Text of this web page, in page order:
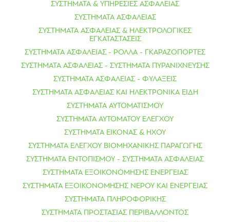
ΣΥΣΤΗΜΑΤΑ & ΥΠΗΡΕΣΙΕΣ ΑΣΦΑΛΕΙΑΣ
ΣΥΣΤΗΜΑΤΑ ΑΣΦΑΛΕΙΑΣ
ΣΥΣΤΗΜΑΤΑ ΑΣΦΑΛΕΙΑΣ & ΗΛΕΚΤΡΟΛΟΓΙΚΕΣ
ΕΓΚΑΤΑΣΤΑΣΕΙΣ
ΣΥΣΤΗΜΑΤΑ ΑΣΦΑΛΕΙΑΣ - ΡΟΛΛΑ - ΓΚΑΡΑΖΟΠΟΡΤΕΣ
ΣΥΣΤΗΜΑΤΑ ΑΣΦΑΛΕΙΑΣ - ΣΥΣΤΗΜΑΤΑ ΠΥΡΑΝΙΧΝΕΥΣΗΣ
ΣΥΣΤΗΜΑΤΑ ΑΣΦΑΛΕΙΑΣ - ΦΥΛΑΞΕΙΣ
ΣΥΣΤΗΜΑΤΑ ΑΣΦΑΛΕΙΑΣ ΚΑΙ ΗΛΕΚΤΡΟΝΙΚΑ ΕΙΔΗ
ΣΥΣΤΗΜΑΤΑ ΑΥΤΟΜΑΤΙΣΜΟΥ
ΣΥΣΤΗΜΑΤΑ ΑΥΤΟΜΑΤΟΥ ΕΛΕΓΧΟΥ
ΣΥΣΤΗΜΑΤΑ ΕΙΚΟΝΑΣ & ΗΧΟΥ
ΣΥΣΤΗΜΑΤΑ ΕΛΕΓΧΟΥ ΒΙΟΜΗΧΑΝΙΚΗΣ ΠΑΡΑΓΩΓΗΣ
ΣΥΣΤΗΜΑΤΑ ΕΝΤΟΠΙΣΜΟΥ - ΣΥΣΤΗΜΑΤΑ ΑΣΦΑΛΕΙΑΣ
ΣΥΣΤΗΜΑΤΑ ΕΞΟΙΚΟΝΟΜΗΣΗΣ ΕΝΕΡΓΕΙΑΣ
ΣΥΣΤΗΜΑΤΑ ΕΞΟΙΚΟΝΟΜΗΣΗΣ ΝΕΡΟΥ ΚΑΙ ΕΝΕΡΓΕΙΑΣ
ΣΥΣΤΗΜΑΤΑ ΠΛΗΡΟΦΟΡΙΚΗΣ
ΣΥΣΤΗΜΑΤΑ ΠΡΟΣΤΑΣΙΑΣ ΠΕΡΙΒΑΛΛΟΝΤΟΣ